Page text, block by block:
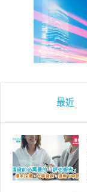
最近